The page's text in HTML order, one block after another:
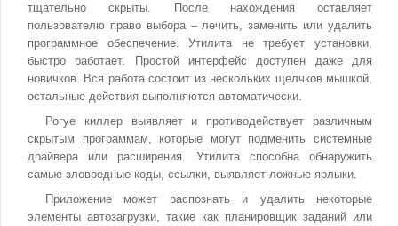
тщательно скрыты. После нахождения оставляет
пользователю право выбора – лечить, заменить или удалить
программное обеспечение. Утилита не требует установки,
быстро работает. Простой интерфейс доступен даже для
новичков. Вся работа состоит из нескольких щелчков мышкой,
остальные действия выполняются автоматически.
Рогуе киллер выявляет и противодействует различным
скрытым программам, которые могут подменить системные
драйвера или расширения. Утилита способна обнаружить
самые зловредные коды, ссылки, выявляет ложные ярлыки.
Приложение может распознать и удалить некоторые
элементы автозагрузки, такие как планировщик заданий или